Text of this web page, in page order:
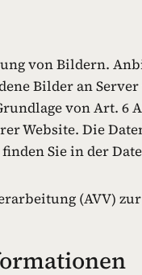
von Bildern.
Bilder an
von Art. 6
Website. Die
Sie in der
(AVV)